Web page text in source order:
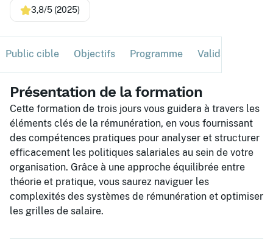
3,8/5 (2025)
Public cible Objectifs Programme Validation
Présentation de la formation
Cette formation de trois jours vous guidera à travers les
éléments clés de la rémunération, en vous fournissant
des compétences pratiques pour analyser et structurer
efficacement les politiques salariales au sein de votre
organisation. Grâce à une approche équilibrée entre
théorie et pratique, vous saurez naviguer les
complexités des systèmes de rémunération et optimiser
les grilles de salaire.